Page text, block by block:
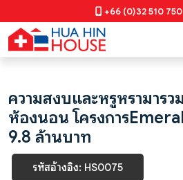
+66 (0)32 510 750
ความสงบและหรูหรามาร
ห้องนอน โครงการ
9.8 ล้านบาท
รหัสอ้างอิง: HS0075